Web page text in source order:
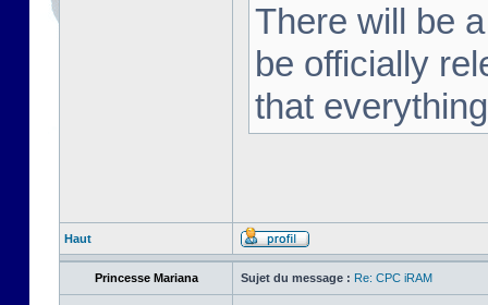
There will be
be officially
that
Haut
Princesse Mariana Sujet du message : Re: CPC iRAM